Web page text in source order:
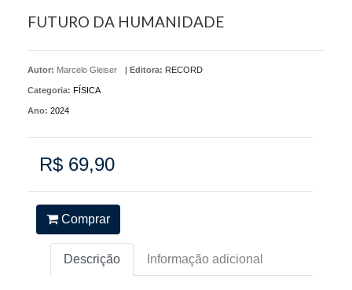
FUTURO DA HUMANIDADE
Autor: Marcelo Gleiser | Editora: RECORD
Categoria: FÍSICA
Ano: 2024
R$ 69,90
Comprar
Descrição Informação adicional